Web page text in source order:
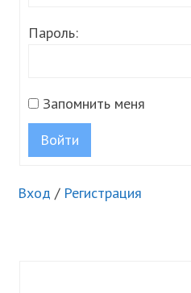
Пароль:
Запомнить меня
Войти
Вход / Регистрация